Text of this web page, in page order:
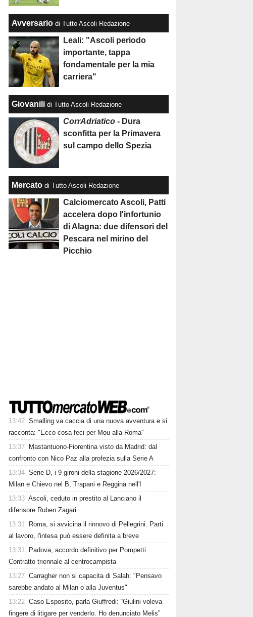
Avversario di Tutto Ascoli Redazione
Leali: "Ascoli periodo
importante, tappa
fondamentale per la mia
carriera"
Giovanili di Tutto Ascoli Redazione
CorrAdriatico - Dura
sconfitta per la Primavera
sul campo dello Spezia
Mercato di Tutto Ascoli Redazione
Calciomercato Ascoli, Patti
accelera dopo l'infortunio
di Alagna: due difensori del
Pescara nel mirino del
Picchio
13:42 Smalling va caccia di una nuova avventura e si
racconta: "Ecco cosa feci per Mou alla Roma"
13:37
Mastantuono-Fiorentina visto da Madrid: dal
confronto con Nico Paz alla profezia sulla Serie A
13:34 Serie D, i 9 gironi della stagione 2026/2027:
Milan e Chievo nel B, Trapani e Reggina nell'I
13:33 Ascoli, ceduto in prestito al Lanciano il
difensore Ruben Zagari
13:31
Roma, si avvicina il rinnovo di Pellegrini. Parti
al lavoro, l'intesa può essere definita a breve
13:31
Padova, accordo definitivo per Pompetti.
Contratto triennale al centrocampista
13:27 Carragher non si capacita di Salah: "Pensavo
sarebbe andato al Milan o alla Juventus"
13:22 Caso Esposito, parla Giuffredi: “Giulini voleva
fingere di litigare per venderlo. Ho denunciato Melis”